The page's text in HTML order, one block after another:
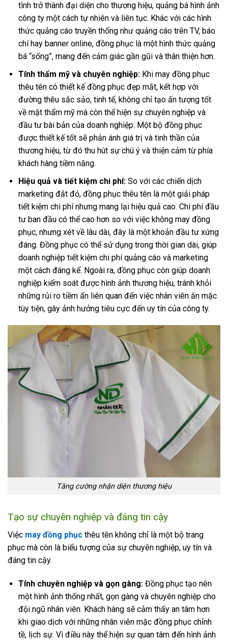
tình trở thành đại diện cho thương hiệu, quảng bá hình ảnh
công ty một cách tự nhiên và liên tục. Khác với các hình
thức quảng cáo truyền thống như quảng cáo trên TV, báo
chí hay banner online, đồng phục là một hình thức quảng
bá “sống”, mang đến cảm giác gần gũi và thân thiện hơn.
Tính thẩm mỹ và chuyên nghiệp: Khi may đồng phục
thêu tên có thiết kế đồng phục đẹp mắt, kết hợp với
đường thêu sắc sảo, tinh tế, không chỉ tạo ấn tượng tốt
về mặt thẩm mỹ mà còn thể hiện sự chuyên nghiệp và
đầu tư bài bản của doanh nghiệp. Một bộ đồng phục
được thiết kế tốt sẽ phản ánh giá trị và tinh thần của
thương hiệu, từ đó thu hút sự chú ý và thiện cảm từ phía
khách hàng tiềm năng.
Hiệu quả và tiết kiệm chi phí: So với các chiến dịch
marketing đắt đỏ, đồng phục thêu tên là một giải pháp
tiết kiệm chi phí nhưng mang lại hiệu quả cao. Chi phí đầu
tư ban đầu có thể cao hơn so với việc không may đồng
phục, nhưng xét về lâu dài, đây là một khoản đầu tư xứng
đáng. Đồng phục có thể sử dụng trong thời gian dài, giúp
doanh nghiệp tiết kiệm chi phí quảng cáo và marketing
một cách đáng kể. Ngoài ra, đồng phục còn giúp doanh
nghiệp kiểm soát được hình ảnh thương hiệu, tránh khỏi
những rủi ro tiềm ẩn liên quan đến việc nhân viên ăn mặc
tùy tiện, gây ảnh hưởng tiêu cực đến uy tín của công ty.
Tăng cường nhận diện thương hiệu
Tạo sự chuyên nghiệp và đáng tin cậy
Việc may đồng phục thêu tên không chỉ là một bộ trang
phục mà còn là biểu tượng của sự chuyên nghiệp, uy tín và
đáng tin cậy.
Tính chuyên nghiệp và gọn gàng: Đồng phục tạo nên
một hình ảnh thống nhất, gọn gàng và chuyên nghiệp cho
đội ngũ nhân viên. Khách hàng sẽ cảm thấy an tâm hơn
khi giao dịch với những nhân viên mặc đồng phục chỉnh
tề, lịch sự. Vì điều này thể hiện sự quan tâm đến hình ảnh